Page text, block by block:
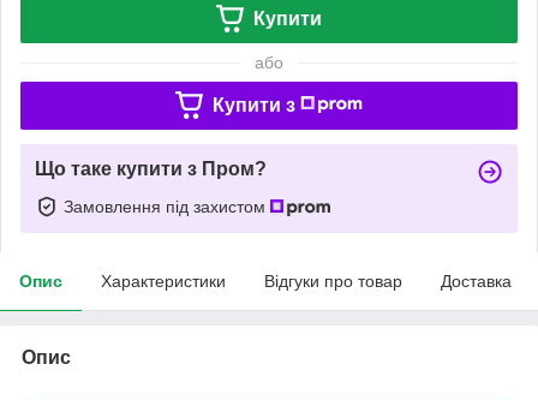
Купити
або
Купити з
Що таке купити з Пром?
Замовлення під захистом
Опис Характеристики Відгуки про товар Доставка
Опис